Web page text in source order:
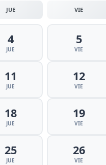
JUE VIE
4
JUE
5
VIE
11
JUE
12
VIE
18
JUE
19
VIE
25
JUE
26
VIE